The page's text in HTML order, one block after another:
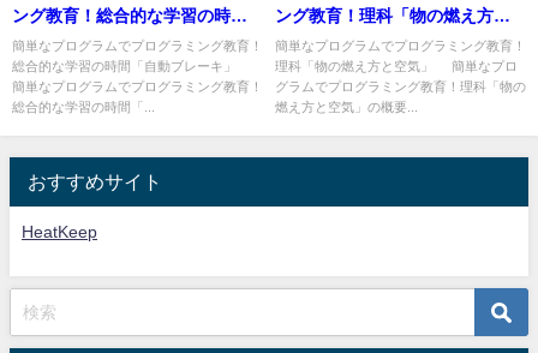
ング教育！総合的な学習の時間
「自動ブレーキ」
簡単なプログラムでプログラミング教育！
総合的な学習の時間「自動ブレーキ」
簡単なプログラムでプログラミング教育！
総合的な学習の時間「...
ング教育！理科「物の燃え方と
空気」
簡単なプログラムでプログラミング教育！
理科「物の燃え方と空気」 簡単なプロ
グラムでプログラミング教育！理科「物の
燃え方と空気」の概要...
おすすめサイト
HeatKeep